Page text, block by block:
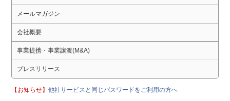
メールマガジン
会社概要
事業提携・事業譲渡(M&A)
プレスリリース
【お知らせ】他社サービスと同じパスワードをご利用の方へ